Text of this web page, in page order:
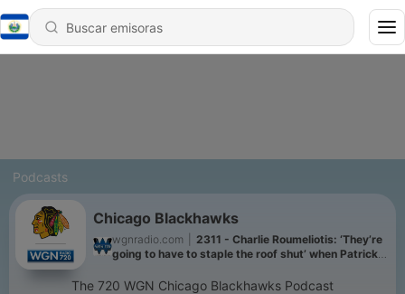
Podcasts
Chicago Blackhawks
wgnradio.com
2311 - Charlie Roumeliotis: ‘They’re
going to have to staple the roof shut’ when Patrick
The 720 WGN Chicago Blackhawks Podcast